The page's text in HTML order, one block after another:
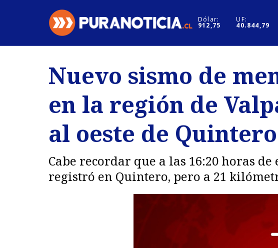
Dólar:
912,75
UF:
40.844,79
Regiones
Deportes
Internacional
Motores
Nuevo sismo de
en la región de
al oeste de Quintero
Cabe recordar que a las 16:20 horas
registró en Quintero, pero a 21